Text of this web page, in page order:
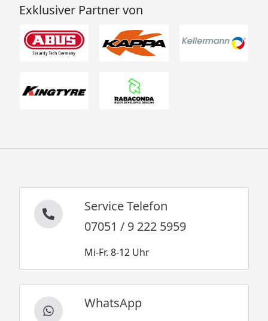
Exklusiver Partner von
Service Telefon
07051 / 9 222 5959
Mi-Fr. 8-12 Uhr
WhatsApp